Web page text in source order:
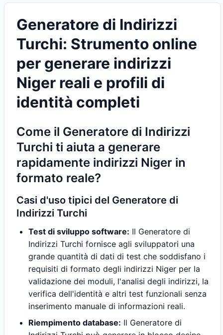
Generatore di Indirizzi
Turchi: Strumento online
per generare indirizzi
Niger reali e profili di
identità completi
Come il Generatore di Indirizzi
Turchi ti aiuta a generare
rapidamente indirizzi Niger in
formato reale?
Casi d'uso tipici del Generatore di
Indirizzi Turchi
Test di sviluppo software: Il Generatore di
Indirizzi Turchi fornisce agli sviluppatori una
grande quantità di dati di test che soddisfano i
requisiti di formato degli indirizzi Niger per la
validazione dei moduli, l'analisi degli indirizzi, la
verifica dell'identità e altri test funzionali senza
inserimento manuale di informazioni reali.
Riempimento database: Il Generatore di